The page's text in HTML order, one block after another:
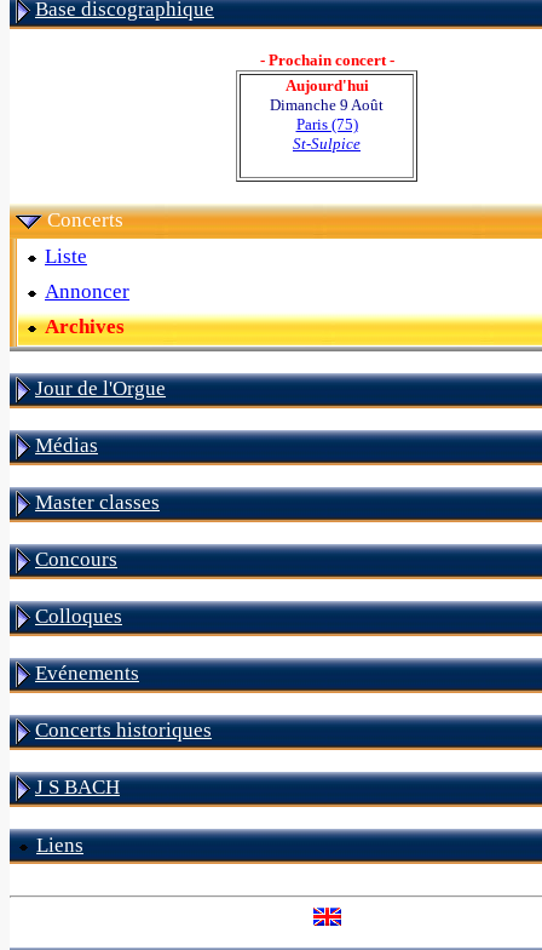
Base discographique
- Prochain concert -
Aujourd'hui
Dimanche 9 Août
Paris (75)
St-Sulpice
Concerts
Liste
Annoncer
Archives
Jour de l'Orgue
Médias
Master classes
Concours
Colloques
Evénements
Concerts historiques
J S BACH
Liens